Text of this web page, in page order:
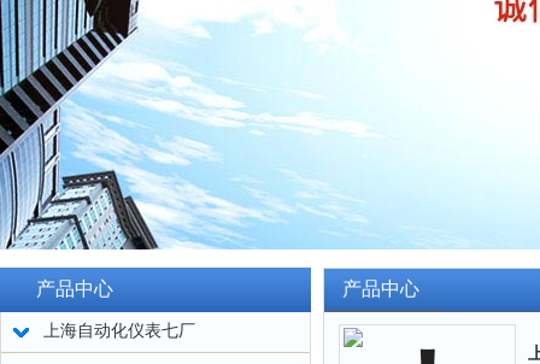
产品中心
上海自动化仪表七厂
产品中心